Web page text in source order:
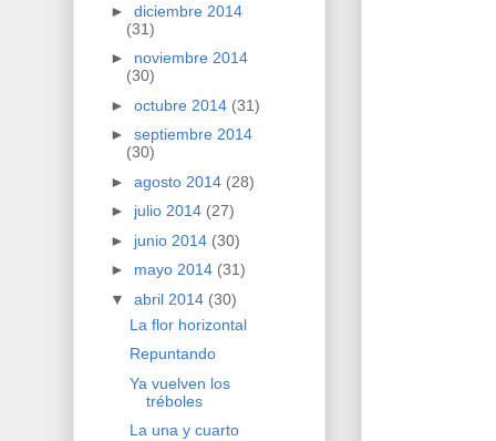
► diciembre 2014
(31)
► noviembre 2014
(30)
► octubre 2014 (31)
► septiembre 2014
(30)
► agosto 2014 (28)
► julio 2014 (27)
► junio 2014 (30)
► mayo 2014 (31)
▼ abril 2014 (30)
La flor horizontal
Repuntando
Ya vuelven los
tréboles
La una y cuarto